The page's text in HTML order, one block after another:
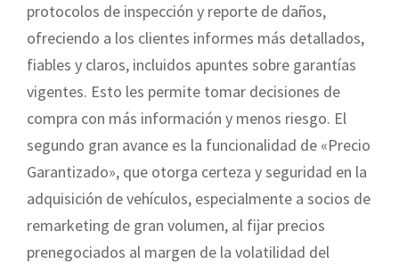
protocolos de inspección y reporte de daños,
ofreciendo a los clientes informes más detallados,
fiables y claros, incluidos apuntes sobre garantías
vigentes. Esto les permite tomar decisiones de
compra con más información y menos riesgo. El
segundo gran avance es la funcionalidad de «Precio
Garantizado», que otorga certeza y seguridad en la
adquisición de vehículos, especialmente a socios de
remarketing de gran volumen, al fijar precios
prenegociados al margen de la volatilidad del